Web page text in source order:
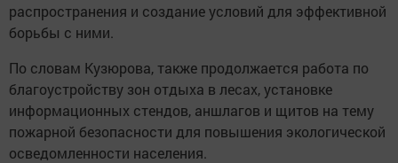
распространения и создание условий для эффективной
борьбы с ними.
По словам Кузюрова, также продолжается работа по
благоустройству зон отдыха в лесах, установке
информационных стендов, аншлагов и щитов на тему
пожарной безопасности для повышения экологической
осведомленности населения.